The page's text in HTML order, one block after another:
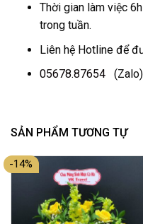
Thời gian làm việc
trong tuần.
Liên hệ Hotline để
05678.87654(Zalo)
SẢN PHẨM TƯƠNG TỰ
-14%